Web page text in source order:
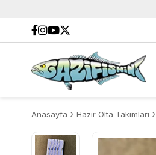
Anasayfa Hazır Olta Takımları